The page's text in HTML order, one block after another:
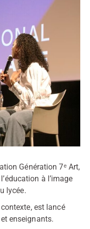
Génération 7ᵉ Art,
à l’image
lycée.
est lancé
enseignants.